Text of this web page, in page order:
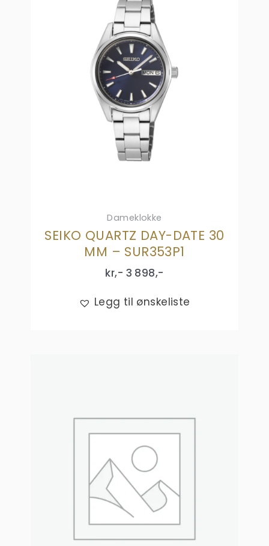
Dameklokke
SEIKO QUARTZ DAY-DATE 30
MM – SUR353P1
kr,- 3 898,-
Legg til ønskeliste